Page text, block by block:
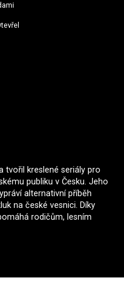
tvořil kreslené seriály pro
publiku v Česku. Jeho
alternativní příběh
na české vesnici. Díky
rodičům, lesním